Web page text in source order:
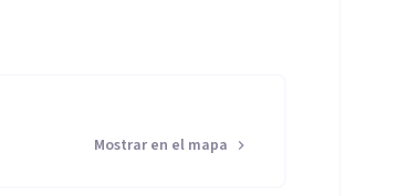
Mostrar en el mapa